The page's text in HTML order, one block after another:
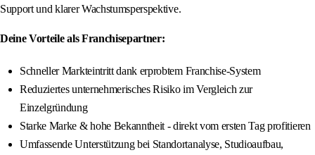
Support und klarer Wachstumsperspektive.
Deine Vorteile als Franchisepartner:
Schneller Markteintritt dank erprobtem Franchise-System
Reduziertes unternehmerisches Risiko im Vergleich zur
Einzelgründung
Starke Marke & hohe Bekanntheit - direkt vom ersten Tag profitieren
Umfassende Unterstützung bei Standortanalyse, Studioaufbau,